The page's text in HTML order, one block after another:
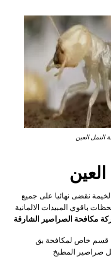
النمل العين
نقضى نهائيا على جميع
باقوي المبيدات الالمانية
مكافحة الصراصير الشارقة
قسم خاص لمكافحة بق
صراصير المطبخ